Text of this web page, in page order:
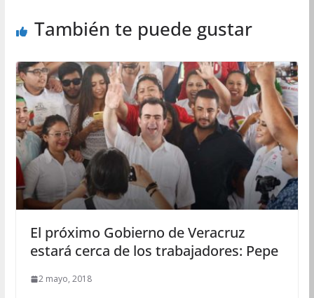
También te puede gustar
El próximo Gobierno de Veracruz
estará cerca de los trabajadores: Pepe
2 mayo, 2018